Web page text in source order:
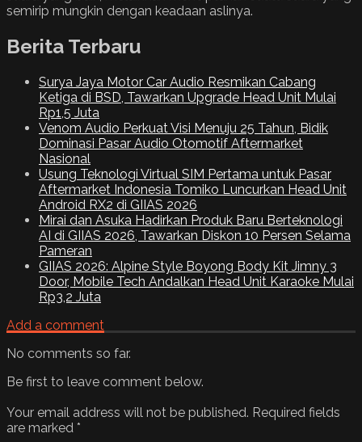
semirip mungkin dengan keadaan aslinya.
Berita Terbaru
Surya Jaya Motor Car Audio Resmikan Cabang
Ketiga di BSD, Tawarkan Upgrade Head Unit Mulai
Rp1,5 Juta
Venom Audio Perkuat Visi Menuju 25 Tahun, Bidik
Dominasi Pasar Audio Otomotif Aftermarket
Nasional
Usung Teknologi Virtual SIM Pertama untuk Pasar
Aftermarket Indonesia Tomiko Luncurkan Head Unit
Android RX2 di GIIAS 2026
Mirai dan Asuka Hadirkan Produk Baru Berteknologi
AI di GIIAS 2026, Tawarkan Diskon 10 Persen Selama
Pameran
GIIAS 2026: Alpine Style Boyong Body Kit Jimny 3
Door, Mobile Tech Andalkan Head Unit Karaoke Mulai
Rp3,2 Juta
Add a comment
No comments so far.
Be first to leave comment below.
Your email address will not be published. Required fields
are marked *